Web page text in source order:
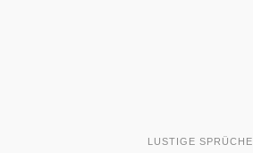
LUSTIGE SPRÜCHE